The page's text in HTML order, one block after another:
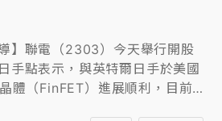
】聯電（2303）今天舉行開股
手點表示，與英特爾日手於美國
體（FinFET）進展順利，目前